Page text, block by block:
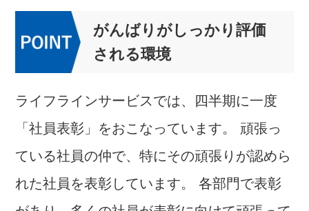
がんばりがしっかり評価
される環境
ライフラインサービスでは、四半期に一度
「社員表彰」をおこなっています。
頑張っ
ている社員の仲で、特にその頑張りが認めら
れた社員を表彰しています。
各部門で表彰